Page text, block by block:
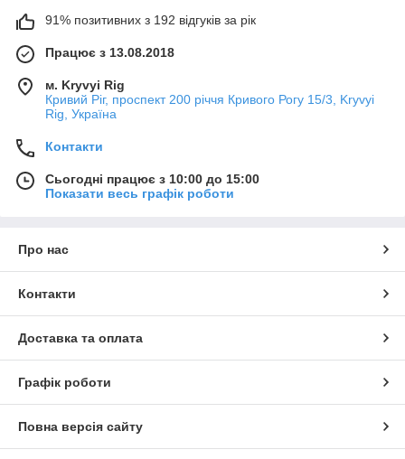
91% позитивних з 192 відгуків за рік
Працює з 13.08.2018
м. Kryvyi Rig
Кривий Ріг, проспект 200 річчя Кривого Рогу 15/3, Kryvyi
Rig, Україна
Контакти
Сьогодні працює з 10:00 до 15:00
Показати весь графік роботи
Про нас
Контакти
Доставка та оплата
Графік роботи
Повна версія сайту